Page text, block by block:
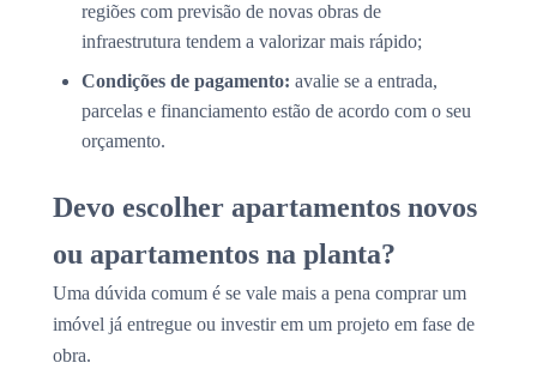
regiões com previsão de novas obras de
infraestrutura tendem a valorizar mais rápido;
Condições de pagamento: avalie se a entrada,
parcelas e financiamento estão de acordo com o seu
orçamento.
Devo escolher apartamentos novos
ou apartamentos na planta?
Uma dúvida comum é se vale mais a pena comprar um
imóvel já entregue ou investir em um projeto em fase de
obra.